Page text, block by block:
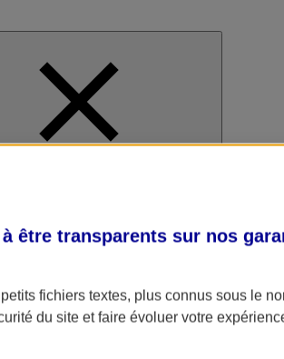
être transparents sur nos
fichiers textes, plus connus sous le
du site et faire évoluer votre